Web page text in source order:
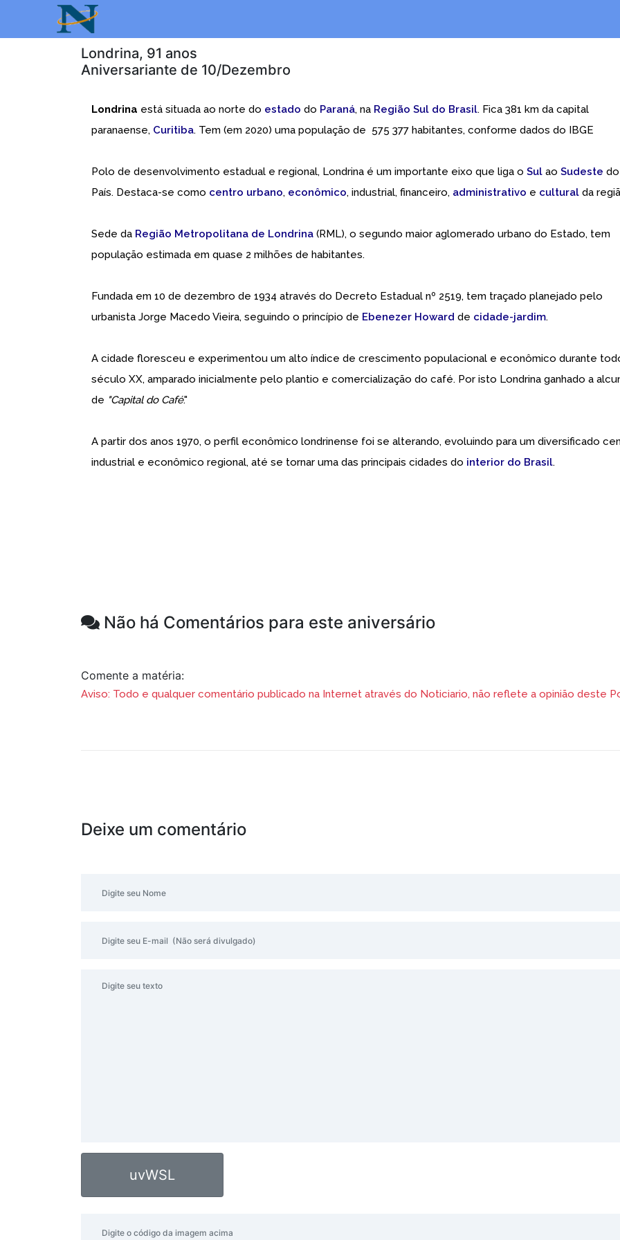
Londrina, 91 anos
Aniversariante de 10/Dezembro
Londrina está situada ao norte do estado do Paraná, na Região Sul do Brasil. Fica 381 km da capital
paranaense, Curitiba. Tem (em 2020) uma população de 575 377 habitantes, conforme dados do IBGE
Polo de desenvolvimento estadual e regional, Londrina é um importante eixo que liga o Sul ao Sudeste do
País. Destaca-se como centro urbano, econômico, industrial, financeiro, administrativo e cultural da
Sede da Região Metropolitana de Londrina (RML), o segundo maior aglomerado urbano do Estado, tem
população estimada em quase 2 milhões de habitantes.
Fundada em 10 de dezembro de 1934 através do Decreto Estadual nº 2519, tem traçado planejado pelo
urbanista Jorge Macedo Vieira, seguindo o princípio de Ebenezer Howard de cidade-jardim.
A cidade floresceu e experimentou um alto índice de crescimento populacional e econômico durante
século XX, amparado inicialmente pelo plantio e comercialização do café. Por isto Londrina ganhado a
de "Capital do Café."
A partir dos anos 1970, o perfil econômico londrinense foi se alterando, evoluindo para um diversificado
industrial e econômico regional, até se tornar uma das principais cidades do interior do Brasil.
Não há Comentários para este aniversário
Comente a matéria:
Aviso: Todo e qualquer comentário publicado na Internet através do Noticiario, não reflete a opinião deste
Deixe um comentário
uvWSL